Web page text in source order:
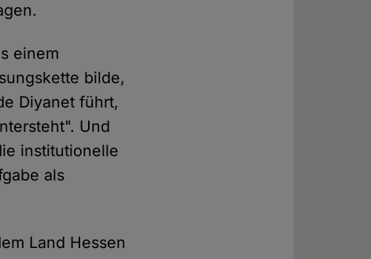
einem
bilde,
Diyanet führt,
Und
institutionelle
als
Land Hessen